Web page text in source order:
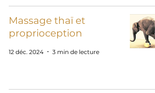
Massage thaï et
proprioception
12 déc. 2024 3 min de lecture